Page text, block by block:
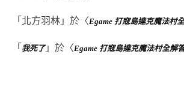
「 北方羽林 」於〈Egame 打寇島達克魔法村
「 我死了」於〈Egame 打寇島達克魔法村全解